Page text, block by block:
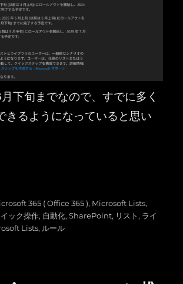
下旬までなので、すでに多く
きるようになっていると思い
ストやライブラリに「クイック操作」が
365 ( Office 365 ), Microsoft Lists,
ック操作, 自動化,SharePoint, リスト , ライ
Lists, ルール